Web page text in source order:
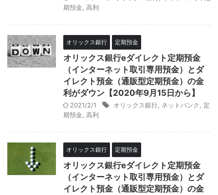
期預金 高利
オリックス銀行 定期預金
オリックス銀行eダイレクト定期預金
（インターネット取引専用預金）とダ
イレクト預金（通販型定期預金）の金
利がダウン【2020年9月15日から】
2021/2/1 オリックス銀行 ネットバンク
定
期預金 高利
オリックス銀行 定期預金
オリックス銀行eダイレクト定期預金
（インターネット取引専用預金）とダ
イレクト預金（通販型定期預金）の金